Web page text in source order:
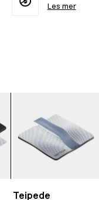
Les mer
Teipede